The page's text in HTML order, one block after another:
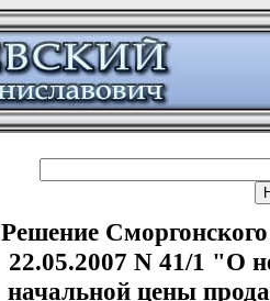
Решение
22.05.2007 N 41/1 "О
начальной цены